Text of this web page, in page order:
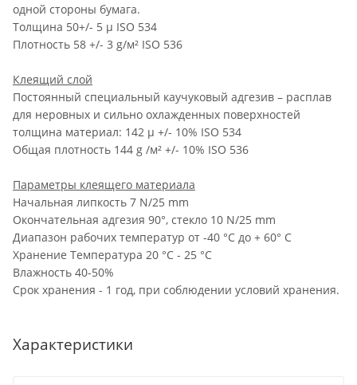
одной стороны бумага.
Толщина 50+/- 5 µ ISO 534
Плотность 58 +/- 3 g/м² ISO 536
Клеящий слой
Постоянный специальный каучуковый адгезив – расплав
для неровных и сильно охлажденных поверхностей
толщина материал: 142 µ +/- 10% ISO 534
Общая плотность 144 g /м² +/- 10% ISO 536
Параметры клеящего материала
Начальная липкость 7 N/25 mm
Окончательная адгезия 90°, стекло 10 N/25 mm
Диапазон рабочих температур от -40 °C до + 60° C
Хранение Температура 20 °C - 25 °C
Влажность 40-50%
Срок хранения - 1 год, при соблюдении условий хранения.
Характеристики